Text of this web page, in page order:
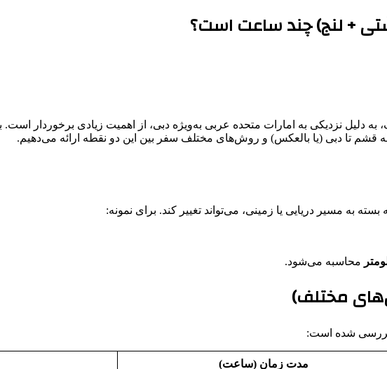
+ لنج) چند ساعت است؟
دلیل نزدیکی به امارات متحده عربی به‌ویژه دبی، از اهمیت زیادی برخوردار
قشم تا دبی (یا بالعکس) و روش‌های مختلف سفر بین این دو نقطه ارائه می‌دهیم.
به مسیر دریایی یا زمینی، می‌تواند تغییر کند. برای نمونه:
محاسبه می‌شود.
مختلف)
بررسی شده است:
مدت زمان (ساعت)